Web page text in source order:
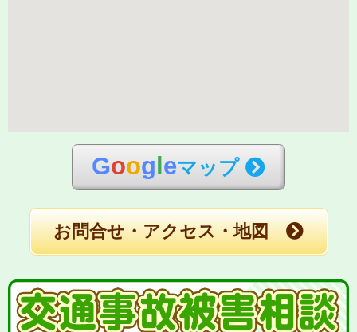
Goog eマップ
お問合せ・アクセス・地図